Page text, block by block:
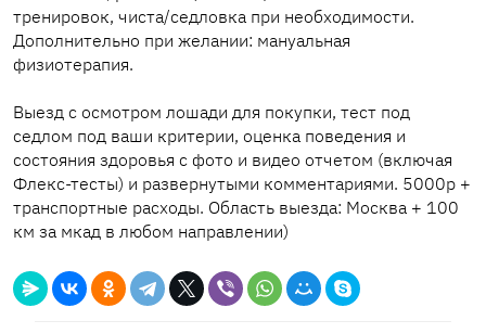
тренировок, чиста/седловка при необходимости.
Дополнительно при желании: мануальная
физиотерапия.
Выезд с осмотром лошади для покупки, тест под
седлом под ваши критерии, оценка поведения и
состояния здоровья с фото и видео отчетом (включая
Флекс-тесты) и развернутыми комментариями. 5000р +
транспортные расходы. Область выезда: Москва + 100
км за мкад в любом направлении)